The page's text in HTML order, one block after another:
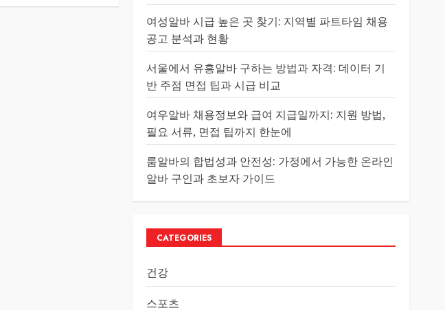
여성알바 시급 높은 곳 찾기: 지역별 파트타임 채용
공고 분석과 현황
서울에서 유흥알바 구하는 방법과 자격: 데이터 기
반 주점 면접 팁과 시급 비교
여우알바 채용정보와 급여 지급일까지: 지원 방법,
필요 서류, 면접 팁까지 한눈에
룸알바의 합법성과 안전성: 가정에서 가능한 온라인
알바 구인과 초보자 가이드
CATEGORIES
건강
스포츠